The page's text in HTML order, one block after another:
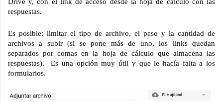
respuestas.
Es posible: limitar el tipo de archivo, el peso y la cantidad de
archivos a subir (si se pone más de uno, los links quedan
separados por comas en la hoja de cálculo que almacena las
respuestas).  Es una opción muy útil y que le hacía falta a los
formularios.